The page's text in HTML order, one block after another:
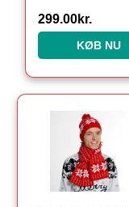
299.00kr.
KØB NU